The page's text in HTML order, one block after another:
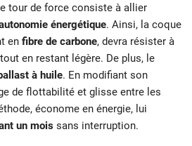
tour de force consiste à allier
énergétique. Ainsi, la coque
en fibre de carbone, devra résister à
en restant légère. De plus, le
à huile. En modifiant son
de flottabilité et glisse entre les
économe en énergie, lui
un mois sans interruption.